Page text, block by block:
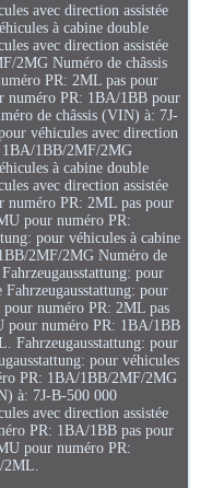
avec direction assistée
à cabine double
avec direction assistée
2MG Numéro de châssis
PR: 2ML pas pour
numéro PR: 1BA/1BB pour
de châssis (VIN) à: 7J-
véhicules avec direction
1BA/1BB/2MF/2MG
à cabine double
avec direction assistée
numéro PR: 2ML pas pour
pour numéro PR:
pour véhicules à cabine
2MF/2MG Numéro de
pour
Fahrzeugausstattung: pour
pour numéro PR: 2ML pas
pour numéro PR: 1BA/1BB
Fahrzeugausstattung: pour
pour véhicules
PR: 1BA/1BB/2MF/2MG
à: 7J-B-500 000
avec direction assistée
PR: 1BA/1BB pas pour
pour numéro PR: